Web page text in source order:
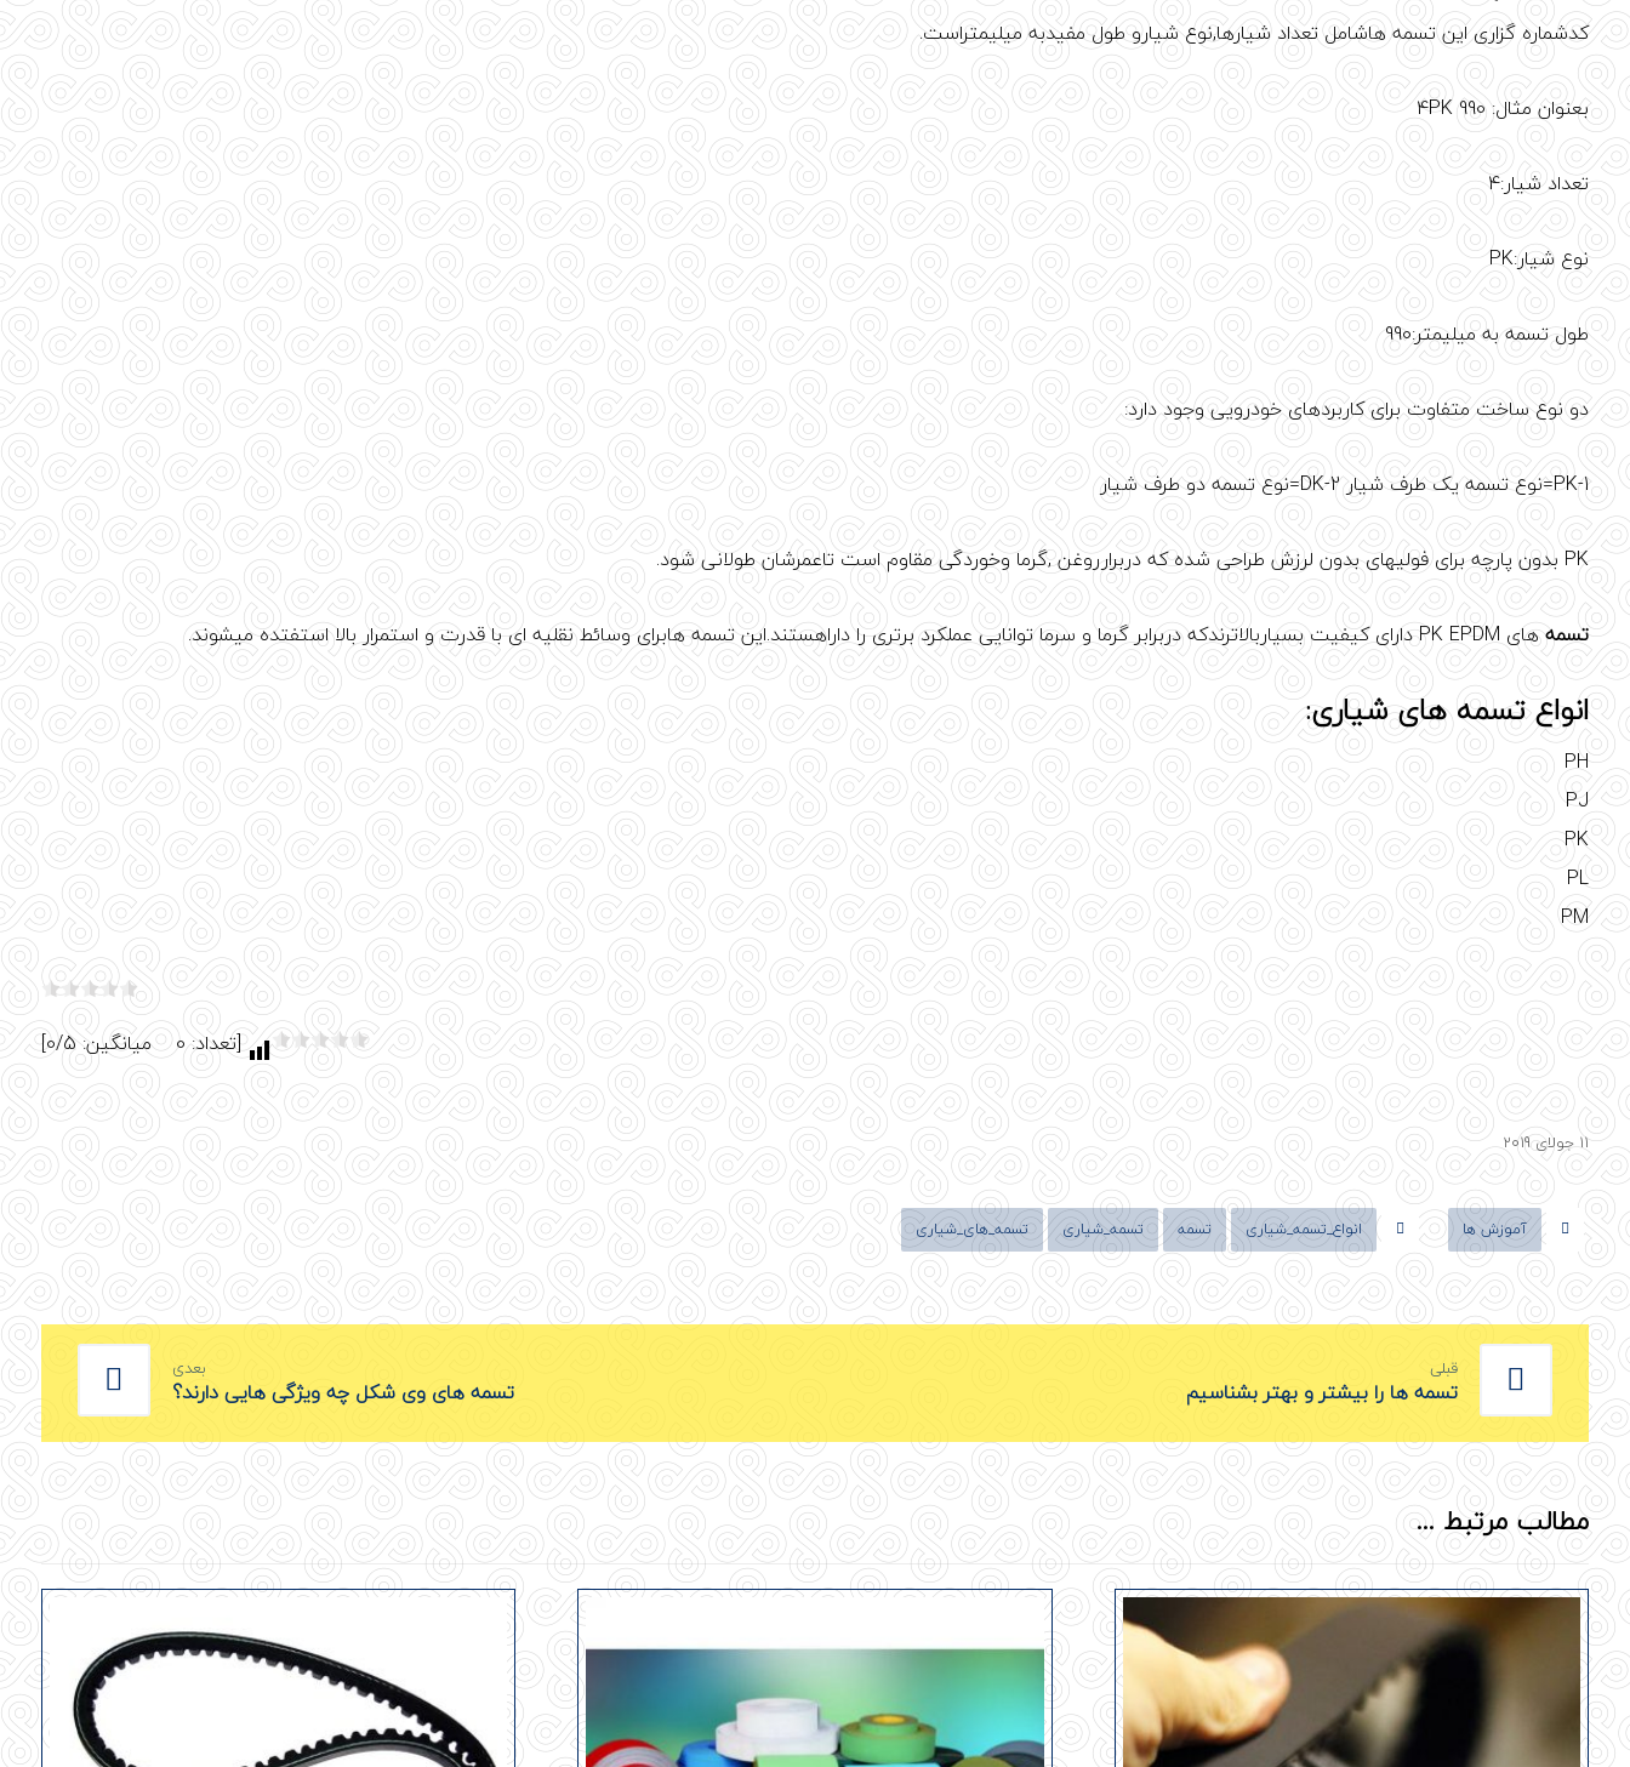
کدشماره گزاری این تسمه هاشامل تعداد شیارها,نوع شیارو طول مفیدبه میلیمتراست.
بعنوان مثال: 4PK 990
تعداد شیار:4
نوع شیار:PK
طول تسمه به میلیمتر:990
دو نوع ساخت متفاوت برای کاربردهای خودرویی وجود دارد:
1-PK=نوع تسمه یک طرف شیار 2-DK=نوع تسمه دو طرف شیار
PK بدون پارچه برای فولیهای بدون لرزش طراحی شده که دربرارروغن ,گرما وخوردگی مقاوم است تاعمرشان طولانی شود.
تسمههای PK EPDM دارای کیفیت بسیاربالاترندکه دربرابر گرما و سرما توانایی عملکرد برتری را داراهستند.این تسمه هابرای وسائط نقلیه ای با قدرت و استمرار بالا استفتده میشوند.
انواع تسمه های شیاری:
PH
PJ
PK
PL
PM
[تعداد: 0 میانگین: 0/5]
11 جولای 2019
آموزش ها انواع_تسمه_شیاری تسمه تسمه_شیاری تسمه_های_شیاری
قبلی
تسمه ها را بیشتر و بهتر بشناسیم
بعدی
تسمه های وی شکل چه ویژگی هایی دارند؟
مطالب مرتبط ...